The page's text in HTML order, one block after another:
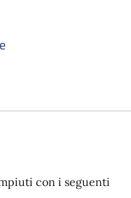
con i seguenti